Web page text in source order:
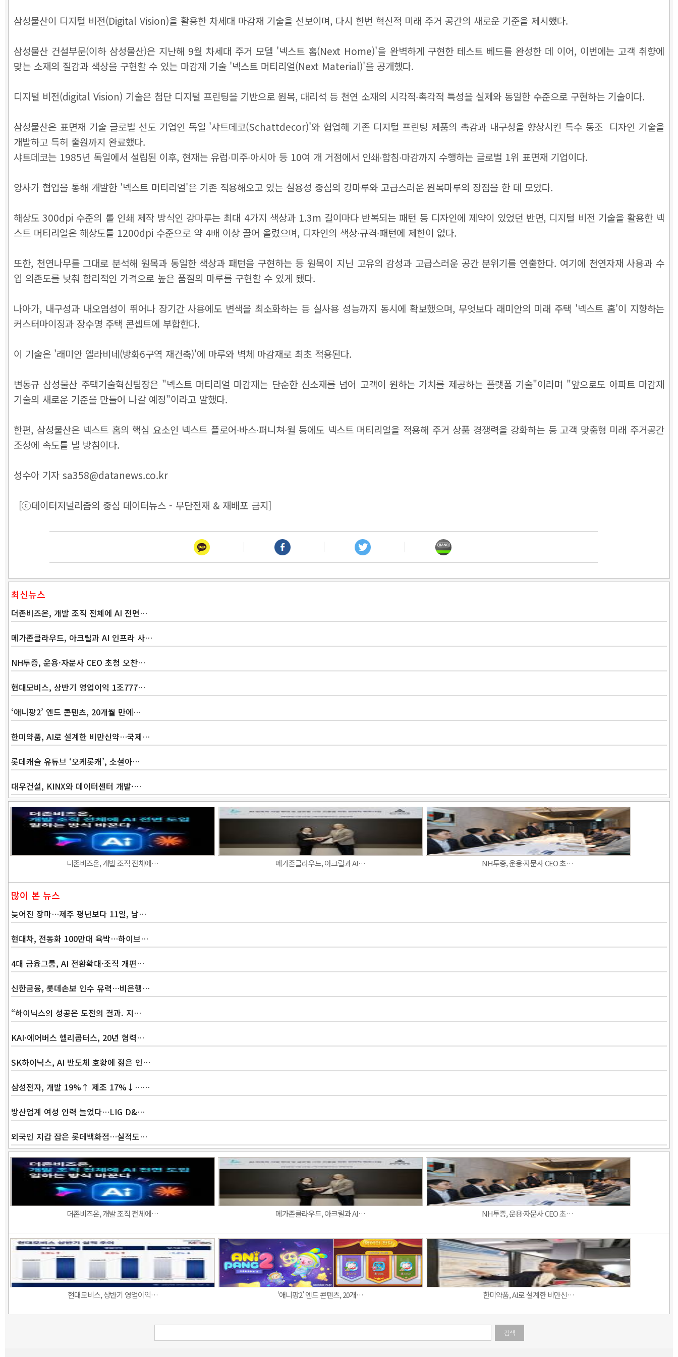
삼성물산이 디지털 비전(Digital Vision)을 활용한 차세대 마감재 기술을 선보이며, 다시 한번 혁신적 미래 주거 공간의 새로운 기준을 제시했다.
삼성물산 건설부문(이하 삼성물산)은 지난해 9월 차세대 주거 모델 '넥스트 홈(Next Home)'을 완벽하게 구현한 테스트 베드를 완성한 데 이어, 이번에는 고객 취향에
맞는 소재의 질감과 색상을 구현할 수 있는 마감재 기술 '넥스트 머티리얼(Next Material)'을 공개했다.
디지털 비전(digital Vision) 기술은 첨단 디지털 프린팅을 기반으로 원목, 대리석 등 천연 소재의 시각적∙촉각적 특성을 실제와 동일한 수준으로 구현하는 기술이다.
삼성물산은 표면재 기술 글로벌 선도 기업인 독일 '샤트데코(Schattdecor)'와 협업해 기존 디지털 프린팅 제품의 촉감과 내구성을 향상시킨 특수 동조 디자인 기술을
개발하고 특허 출원까지 완료했다.
샤트데코는 1985년 독일에서 설립된 이후, 현재는 유럽∙미주∙아시아 등 10여 개 거점에서 인쇄∙함침∙마감까지 수행하는 글로벌 1위 표면재 기업이다.
양사가 협업을 통해 개발한 '넥스트 머티리얼'은 기존 적용해오고 있는 실용성 중심의 강마루와 고급스러운 원목마루의 장점을 한 데 모았다.
해상도 300dpi 수준의 롤 인쇄 제작 방식인 강마루는 최대 4가지 색상과 1.3m 길이마다 반복되는 패턴 등 디자인에 제약이 있었던 반면, 디지털 비전 기술을 활용한 넥
스트 머티리얼은 해상도를 1200dpi 수준으로 약 4배 이상 끌어 올렸으며, 디자인의 색상∙규격∙패턴에 제한이 없다.
또한, 천연나무를 그대로 분석해 원목과 동일한 색상과 패턴을 구현하는 등 원목이 지닌 고유의 감성과 고급스러운 공간 분위기를 연출한다. 여기에 천연자재 사용과 수
입 의존도를 낮춰 합리적인 가격으로 높은 품질의 마루를 구현할 수 있게 됐다.
나아가, 내구성과 내오염성이 뛰어나 장기간 사용에도 변색을 최소화하는 등 실사용 성능까지 동시에 확보했으며, 무엇보다 래미안의 미래 주택 '넥스트 홈'이 지향하는
커스터마이징과 장수명 주택 콘셉트에 부합한다.
이 기술은 '래미안 엘라비네(방화6구역 재건축)'에 마루와 벽체 마감재로 최초 적용된다.
변동규 삼성물산 주택기술혁신팀장은 "넥스트 머티리얼 마감재는 단순한 신소재를 넘어 고객이 원하는 가치를 제공하는 플랫폼 기술"이라며 "앞으로도 아파트 마감재
기술의 새로운 기준을 만들어 나갈 예정"이라고 말했다.
한편, 삼성물산은 넥스트 홈의 핵심 요소인 넥스트 플로어∙바스∙퍼니쳐∙월 등에도 넥스트 머티리얼을 적용해 주거 상품 경쟁력을 강화하는 등 고객 맞춤형 미래 주거공간
조성에 속도를 낼 방침이다.
성수아 기자 sa358@datanews.co.kr
[ⓒ데이터저널리즘의 중심 데이터뉴스 - 무단전재 & 재배포 금지]
최신뉴스
더존비즈온, 개발 조직 전체에 AI 전면…
메가존클라우드, 아크릴과 AI 인프라 사…
NH투증, 운용·자문사 CEO 초청 오찬…
현대모비스, 상반기 영업이익 1조777…
‘애니팡2’ 엔드 콘텐츠, 20개월 만에…
한미약품, AI로 설계한 비만신약…국제…
롯데캐슬 유튜브 ‘오케롯캐’, 소셜아…
대우건설, KINX와 데이터센터 개발·…
더존비즈온, 개발 조직 전체에… 메가존클라우드, 아크릴과 AI… NH투증, 운용·자문사 CEO 초…
많이 본 뉴스
늦어진 장마…제주 평년보다 11일, 남…
현대차, 전동화 100만대 육박…하이브…
4대 금융그룹, AI 전환확대·조직 개편…
신한금융, 롯데손보 인수 유력…비은행…
“하이닉스의 성공은 도전의 결과. 지…
KAI·에어버스 헬리콥터스, 20년 협력…
SK하이닉스, AI 반도체 호황에 젊은 인…
삼성전자, 개발 19%↑ 제조 17%↓……
방산업계 여성 인력 늘었다…LIG D&…
외국인 지갑 잡은 롯데백화점…실적도…
더존비즈온, 개발 조직 전체에… 메가존클라우드, 아크릴과 AI… NH투증, 운용·자문사 CEO 초…
현대모비스, 상반기 영업이익… ‘애니팡2’ 엔드 콘텐츠, 20개… 한미약품, AI로 설계한 비만신…
검색